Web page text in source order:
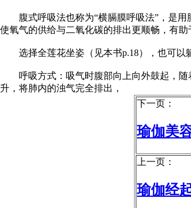
腹式呼吸法也称为“横膈膜呼吸法”，是用
使氧气的供给与二氧化碳的排出更顺畅，有
选择全莲花坐姿（见本书p.18），也可以
呼吸方式：吸气时腹部向上向外鼓起，随
升，将肺内的浊气完全排出，
下一页：
瑜伽美
上一页：
瑜伽经